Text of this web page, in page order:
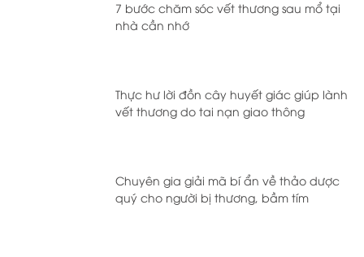
7 bước chăm sóc vết thương sau mổ tại
nhà cần nhớ
Thực hư lời đồn cây huyết giác giúp lành
vết thương do tai nạn giao thông
Chuyên gia giải mã bí ẩn về thảo dược
quý cho người bị thương, bầm tím